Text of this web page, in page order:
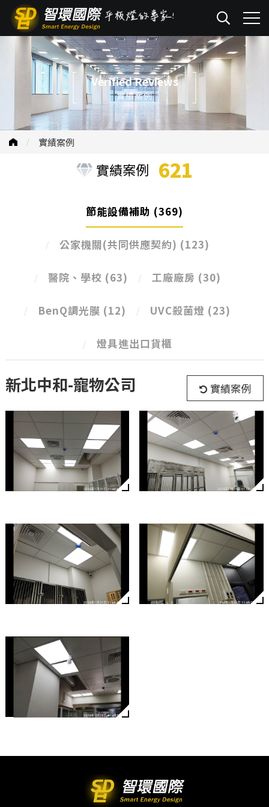
Verified Reviews
實績案例
實績案例
實績案例 621
節能設備補助 (369)
公家機關(共同供應契約) (123)
醫院、學校 (63) 工廠廠房 (30)
BenQ調光膜 (12) UVC殺菌燈 (23)
燈具進出口貨櫃
新北中和-寵物公司 實績案例